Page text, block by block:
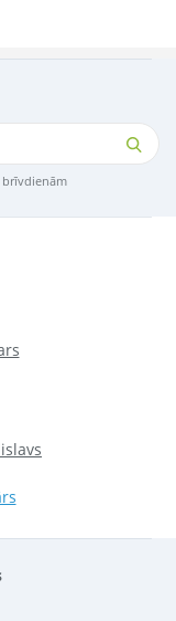
brīvdienām